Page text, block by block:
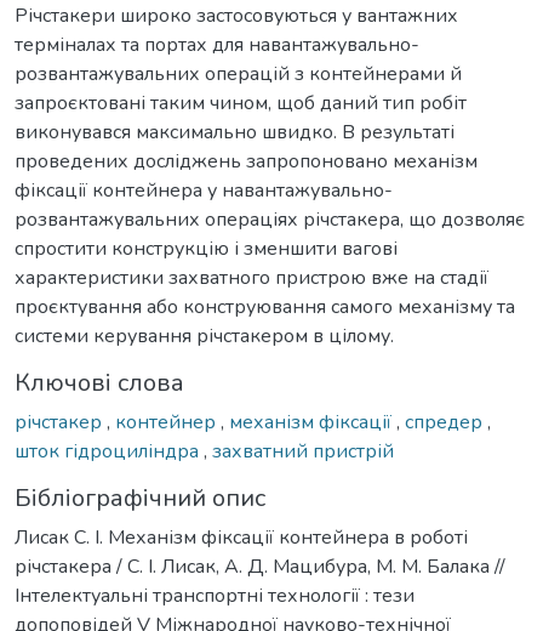
Річстакери широко застосовуються у вантажних
терміналах та портах для навантажувально-
розвантажувальних операцій з контейнерами й
запроєктовані таким чином, щоб даний тип робіт
виконувався максимально швидко. В результаті
проведених досліджень запропоновано механізм
фіксації контейнера у навантажувально-
розвантажувальних операціях річстакера, що дозволяє
спростити конструкцію і зменшити вагові
характеристики захватного пристрою вже на стадії
проєктування або конструювання самого механізму та
системи керування річстакером в цілому.
Ключові слова
річстакер , контейнер , механізм фіксації, спредер ,
шток гідроциліндра , захватний пристрій
Бібліографічний опис
Лисак С. І. Механізм фіксації контейнера в роботі
річстакера / С. І. Лисак, А. Д. Мацибура, М. М. Балака //
Інтелектуальні транспортні технології : тези
допоповідей V Міжнародної науково-технічної